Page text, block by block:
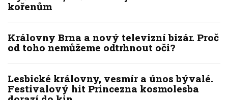
kořenům
Královny Brna a nový televizní bizár. Proč
od toho nemůžeme odtrhnout oči?
Lesbické královny, vesmír a únos bývalé.
Festivalový hit Princezna kosmolesba